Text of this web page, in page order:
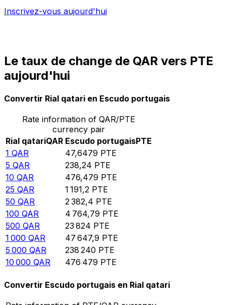
Inscrivez-vous aujourd'hui
Le taux de change de QAR vers PTE
aujourd'hui
Convertir Rial qatari en Escudo portugais
Rate information of QAR/PTE
currency pair
Rial qatariQAR Escudo portugaisPTE
1 QAR 47,6479 PTE
5 QAR 238,24 PTE
10 QAR 476,479 PTE
25 QAR 1 191,2 PTE
50 QAR 2 382,4 PTE
100 QAR 4 764,79 PTE
500 QAR 23 824 PTE
1 000 QAR 47 647,9 PTE
5 000 QAR 238 240 PTE
10 000 QAR 476 479 PTE
Convertir Escudo portugais en Rial qatari